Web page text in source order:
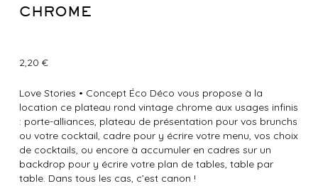
CHROME
2,20 €
Love Stories • Concept Éco Déco vous propose à la
location ce plateau rond vintage chrome aux usages infinis
: porte-alliances, plateau de présentation pour vos brunchs
ou votre cocktail, cadre pour y écrire votre menu, vos choix
de cocktails, ou encore à accumuler en cadres sur un
backdrop pour y écrire votre plan de tables, table par
table. Dans tous les cas, c’est canon !